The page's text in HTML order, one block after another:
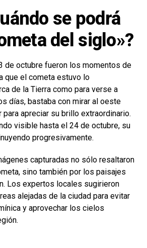
se podrá
del siglo»?
de octubre fueron los momentos de
que el cometa estuvo lo
de la Tierra como para verse a
días, bastaba con mirar al oeste
para apreciar su brillo extraordinario.
visible hasta el 24 de octubre, su
progresivamente.
capturadas no sólo resaltaron
sino también por los paisajes
Los expertos locales sugirieron
alejadas de la ciudad para evitar
y aprovechar los cielos